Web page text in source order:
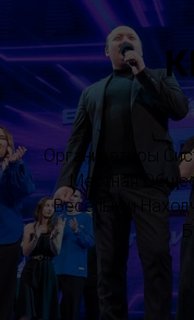
Организаторы
Местная
Весёлых и